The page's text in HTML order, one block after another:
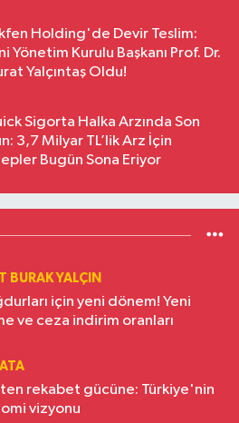
Holding'de Devir Teslim:
Yönetim Kurulu Başkanı Prof. Dr.
Yalçıntaş Oldu!
Sigorta Halka Arzında Son
3,7 Milyar TL’lik Arz İçin
Bugün Sona Eriyor
BURAK YALÇIN
için yeni dönem! Yeni
ve ceza indirim oranları
rekabet gücüne: Türkiye'nin
vizyonu